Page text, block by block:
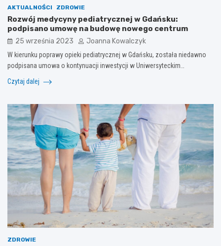
AKTUALNOŚCI ZDROWIE
Rozwój medycyny pediatrycznej w Gdańsku:
podpisano umowę na budowę nowego centrum
25 września 2023 Joanna Kowalczyk
W kierunku poprawy opieki pediatrycznej w Gdańsku, została niedawno
podpisana umowa o kontynuacji inwestycji w Uniwersyteckim…
Czytaj dalej
ZDROWIE